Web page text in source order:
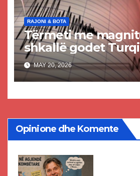
RAJONI & BOTA
Tërmeti me
shkallë godet
MAY 20, 2026
Opinione dhe Komente